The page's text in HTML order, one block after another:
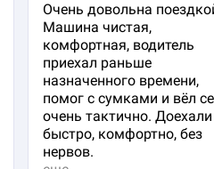
Очень довольна
Машина чистая,
комфортная, водитель
приехал раньше
назначенного времени,
помог с сумками и вёл
очень тактично. Доехали
быстро, комфортно, без
нервов.